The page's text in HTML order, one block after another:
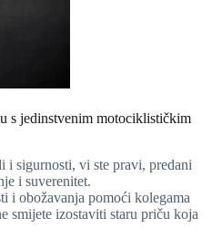
s jedinstvenim motociklističkim
i sigurnosti, vi ste pravi, predani
i suverenitet.
i obožavanja pomoći kolegama
smijete izostaviti staru priču koja